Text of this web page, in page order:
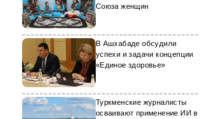
Союза женщин
В Ашхабаде обсудили
успехи и задачи концепции
«Единое здоровье»
Туркменские журналисты
осваивают применение ИИ в